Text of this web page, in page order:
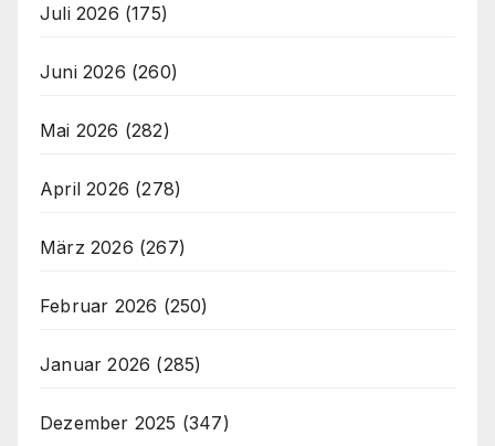
Juli 2026 (175)
Juni 2026 (260)
Mai 2026 (282)
April 2026 (278)
März 2026 (267)
Februar 2026 (250)
Januar 2026 (285)
Dezember 2025 (347)